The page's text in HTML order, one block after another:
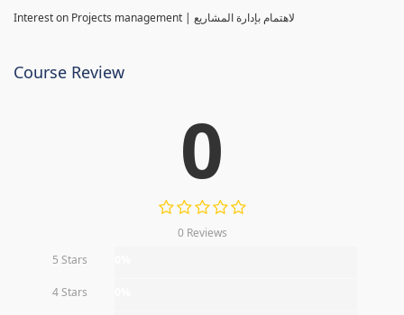
Interest on Projects management | لاهتمام بإدارة المشاريع
Course Review
0
0 Reviews
5 Stars
4 Stars